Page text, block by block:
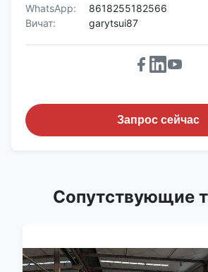
WhatsApp:
8618255182566
Вичат:
garytsui87
Запрос сейчас
Сопутствующие